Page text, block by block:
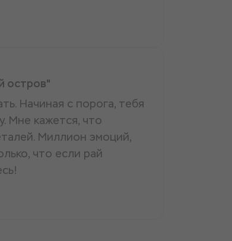
остров"
Начиная с порога, тебя
Мне кажется, что
Миллион эмоций,
что если рай